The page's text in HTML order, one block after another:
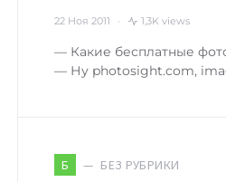
22 Ноя 2011 1,3K views
— Какие бесплатные
— Ну photosight.com,
Б БЕЗ РУБРИКИ